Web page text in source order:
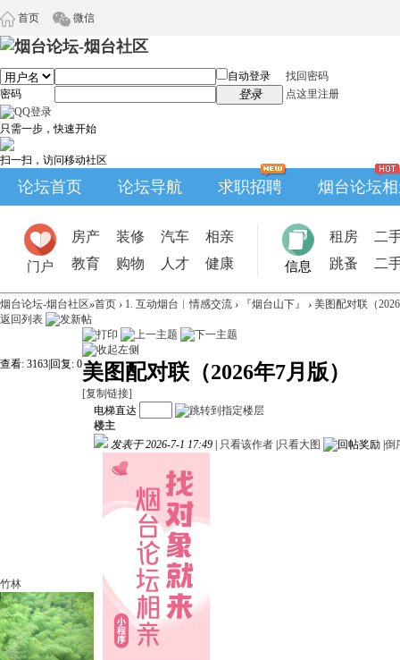
首页 微信
自动登录
找回密码
密码
登录 点这里注册
只需一步，快速开始
扫一扫，访问移动社区
论坛首页 论坛导航 求职招聘 烟台论坛
门户
房产 装修 汽车
相亲
教育
购物 人才 健康 信息
租房
二
跳蚤
二
烟台论坛-烟台社区»首页 › 1. 互动烟台︱情感交流 › 『烟台山下』 › 美图配对联（
返回列表
查看: 3163 回复: 0美图配对联（2026年7月版）
[复制链接]
竹林
电梯直达
楼主
发表于 2026-7-1 17:49
只看该作者 只看大图 倒